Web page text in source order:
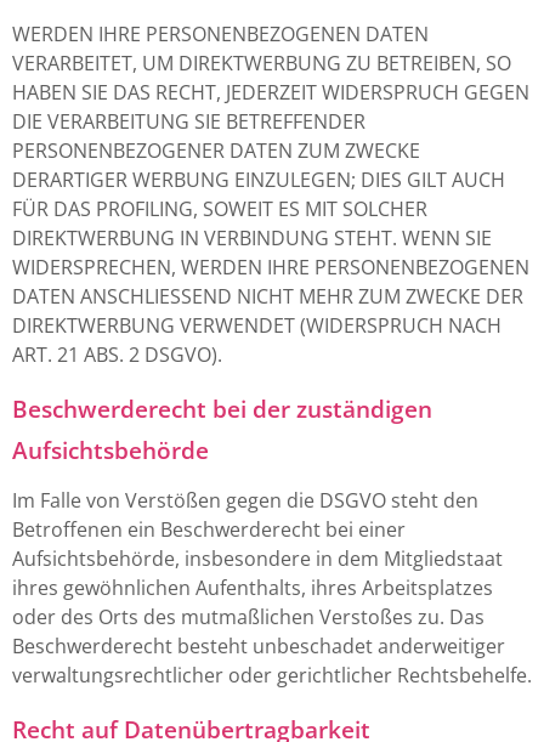
WERDEN IHRE PERSONENBEZOGENEN DATEN
VERARBEITET, UM DIREKTWERBUNG ZU BETREIBEN, SO
HABEN SIE DAS RECHT, JEDERZEIT WIDERSPRUCH GEGEN
DIE VERARBEITUNG SIE BETREFFENDER
PERSONENBEZOGENER DATEN ZUM ZWECKE
DERARTIGER WERBUNG EINZULEGEN; DIES GILT AUCH
FÜR DAS PROFILING, SOWEIT ES MIT SOLCHER
DIREKTWERBUNG IN VERBINDUNG STEHT. WENN SIE
WIDERSPRECHEN, WERDEN IHRE PERSONENBEZOGENEN
DATEN ANSCHLIESSEND NICHT MEHR ZUM ZWECKE DER
DIREKTWERBUNG VERWENDET (WIDERSPRUCH NACH
ART. 21 ABS. 2 DSGVO).
Beschwerde­recht bei der zuständigen
Aufsichts­behörde
Im Falle von Verstößen gegen die DSGVO steht den
Betroffenen ein Beschwerderecht bei einer
Aufsichtsbehörde, insbesondere in dem Mitgliedstaat
ihres gewöhnlichen Aufenthalts, ihres Arbeitsplatzes
oder des Orts des mutmaßlichen Verstoßes zu. Das
Beschwerderecht besteht unbeschadet anderweitiger
verwaltungsrechtlicher oder gerichtlicher Rechtsbehelfe.
Recht auf Daten­übertrag­barkeit